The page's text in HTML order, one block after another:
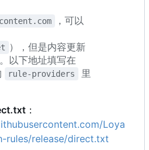
，可以
），但是内容更新
以下地址填写在
rule-providers
里
：
Loya
rules/release/direct.txt